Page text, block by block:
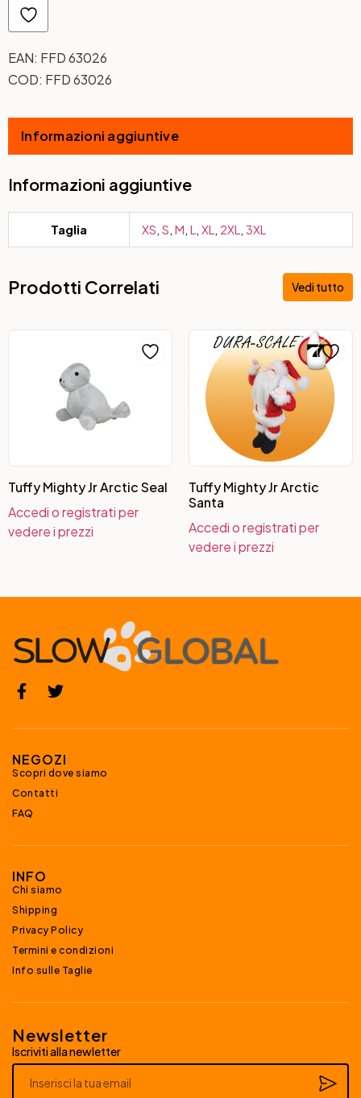
EAN: FFD 63026
COD: FFD 63026
Informazioni aggiuntive
Informazioni aggiuntive
Taglia XS, S, M, L , XL , 2XL , 3XL
Prodotti Correlati Vedi tutto
Tuffy Mighty Jr Arctic Seal
Accedi o registrati per
vedere i prezzi
Tuffy Mighty Jr Arctic
Santa
Accedi o registrati per
vedere i prezzi
NEGOZI
Scopri dove siamo
Contatti
FAQ
INFO
Chi siamo
Shipping
Privacy Policy
Termini e condizioni
Info sulle Taglie
Newsletter
Iscriviti alla newletter